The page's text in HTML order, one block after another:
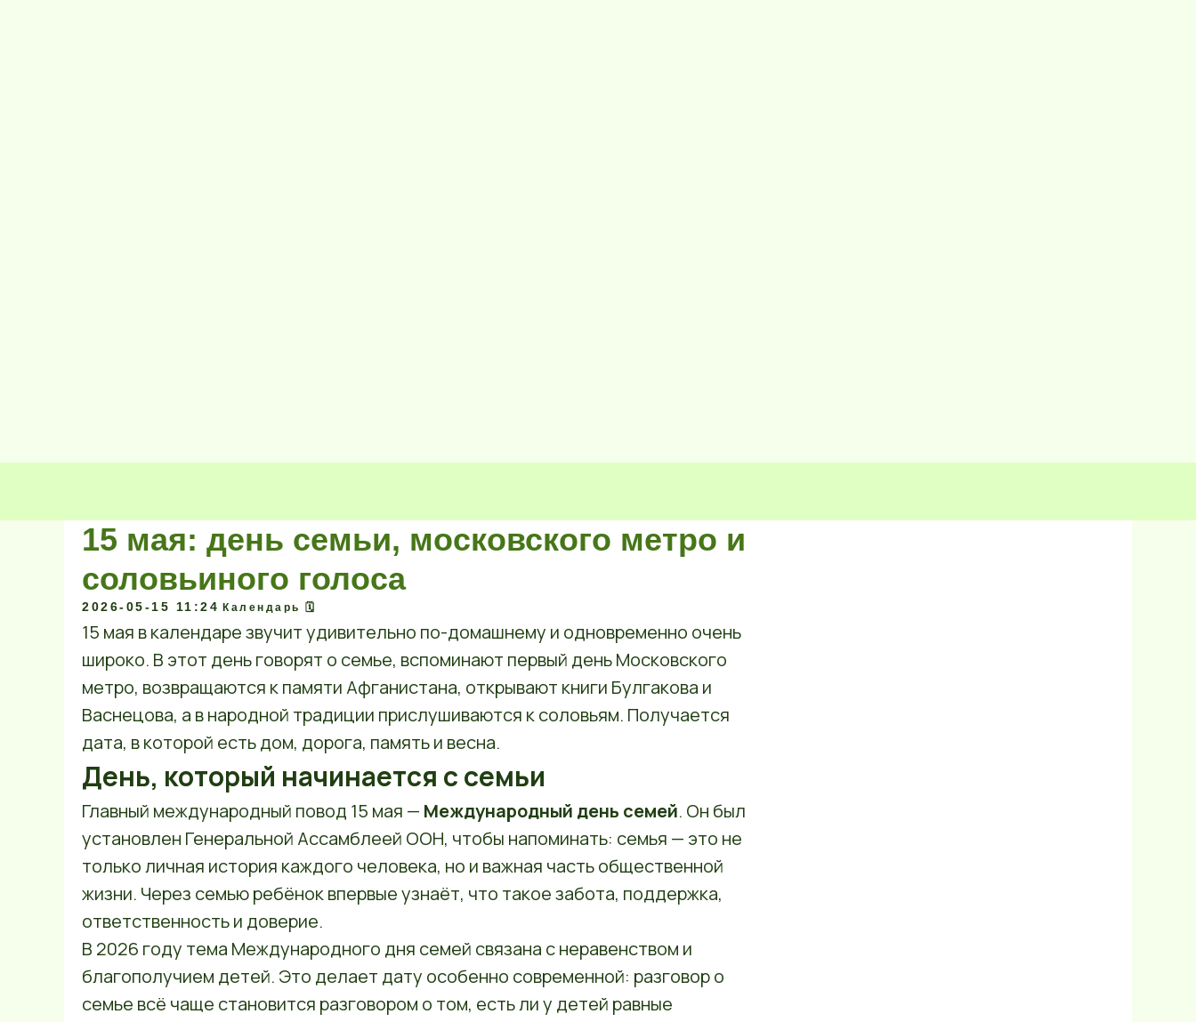
15 мая: день семьи, московского метро и
соловьиного голоса
2026-05-15 11:24 Календарь 🗓️
15 мая в календаре звучит удивительно по-домашнему и одновременно очень
широко. В этот день говорят о семье, вспоминают первый день Московского
метро, возвращаются к памяти Афганистана, открывают книги Булгакова и
Васнецова, а в народной традиции прислушиваются к соловьям. Получается
дата, в которой есть дом, дорога, память и весна.
День, который начинается с семьи
Главный международный повод 15 мая — Международный день семей. Он был
установлен Генеральной Ассамблеей ООН, чтобы напоминать: семья — это не
только личная история каждого человека, но и важная часть общественной
жизни. Через семью ребёнок впервые узнаёт, что такое забота, поддержка,
ответственность и доверие.
В 2026 году тема Международного дня семей связана с неравенством и
благополучием детей. Это делает дату особенно современной: разговор о
семье всё чаще становится разговором о том, есть ли у детей равные